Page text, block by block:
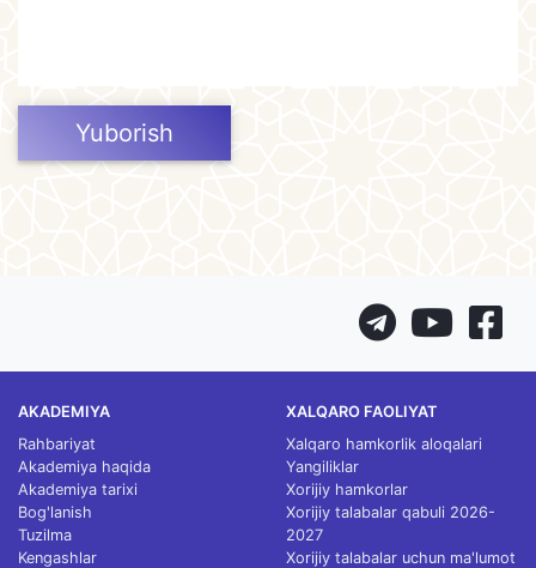
Yuborish
AKADEMIYA
Rahbariyat
Akademiya haqida
Akademiya tarixi
Bog'lanish
Tuzilma
Kengashlar
XALQARO FAOLIYAT
Xalqaro hamkorlik aloqalari
Yangiliklar
Xorijiy hamkorlar
Xorijiy talabalar qabuli 2026-
2027
Xorijiy talabalar uchun ma'lumot